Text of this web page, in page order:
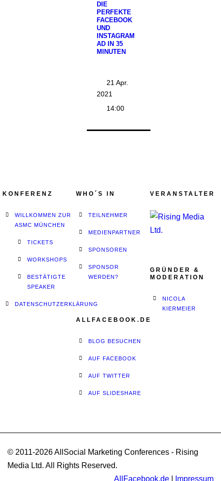
DIE
PERFEKTE
FACEBOOK
UND
INSTAGRAM
AD IN 35
MINUTEN
21 Apr.
2021
14:00
KONFERENZ
WILLKOMMEN ZUR
ASMC MÜNCHEN
TICKETS
WORKSHOPS
BESTÄTIGTE
SPEAKER
DATENSCHUTZERKLÄRUNG
WHO´S IN
TEILNEHMER
MEDIENPARTNER
SPONSOREN
SPONSOR
WERDEN?
ALLFACEBOOK.DE
BLOG BESUCHEN
AUF FACEBOOK
AUF TWITTER
AUF SLIDESHARE
VERANSTALTER
GRÜNDER &
MODERATION
NICOLA
KIERMEIER
© 2011-2026 AllSocial Marketing Conferences - Rising
Media Ltd. All Rights Reserved.
AllFacebook.de
Impressum